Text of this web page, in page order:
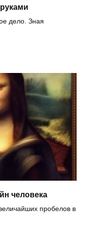
дело. Зная
человека
пробелов в